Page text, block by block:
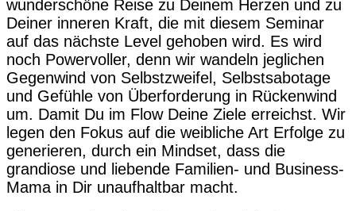
wunderschöne Reise zu Deinem Herzen und zu
Deiner inneren Kraft, die mit diesem Seminar
auf das nächste Level gehoben wird. Es wird
noch Powervoller, denn wir wandeln jeglichen
Gegenwind von Selbstzweifel, Selbstsabotage
und Gefühle von Überforderung in Rückenwind
um. Damit Du im Flow Deine Ziele erreichst. Wir
legen den Fokus auf die weibliche Art Erfolge zu
generieren, durch ein Mindset, dass die
grandiose und liebende Familien- und Business-
Mama in Dir unaufhaltbar macht.